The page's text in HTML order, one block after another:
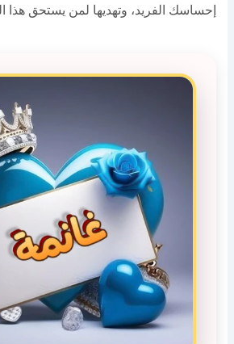
إحساسك الفريد، وتهديها لمن يستحق هذا